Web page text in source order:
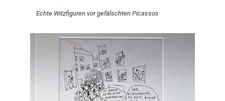
Echte Witzfiguren vor gefälschten Picassos